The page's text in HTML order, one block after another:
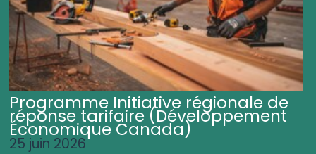
Programme Initiative régionale de
réponse tarifaire (Développement
Économique Canada)
25 juin 2026